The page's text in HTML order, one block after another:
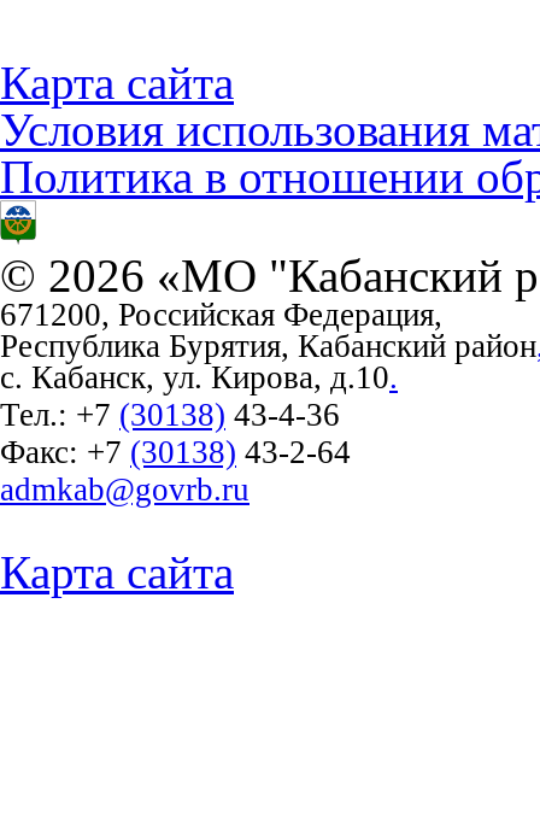
Карта сайта
Условия использования
Политика в отношении
© 2026 «МО "Кабанский
671200, Российская Федерация,
Республика Бурятия, Кабанский район
с. Кабанск, ул. Кирова, д.10.
Тел.: +7 (30138) 43-4-36
Факс: +7 (30138) 43-2-64
admkab@govrb.ru
Карта сайта